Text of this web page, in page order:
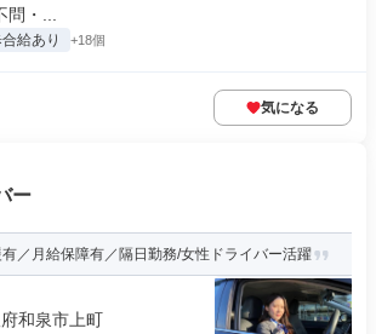
・...
給あり +18個
気になる
ー
／月給保障有／隔日勤務/女性ドライバー活躍
和泉市上町